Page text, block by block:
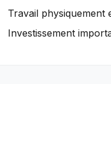
Travail physiquement
Investissement